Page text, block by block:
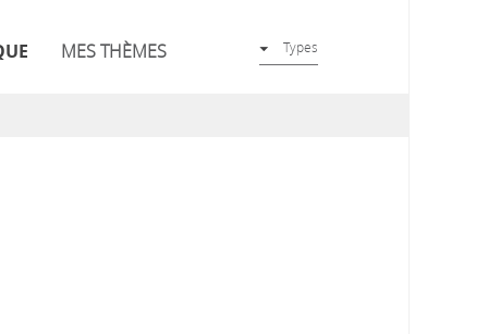
MES THÈMES Types